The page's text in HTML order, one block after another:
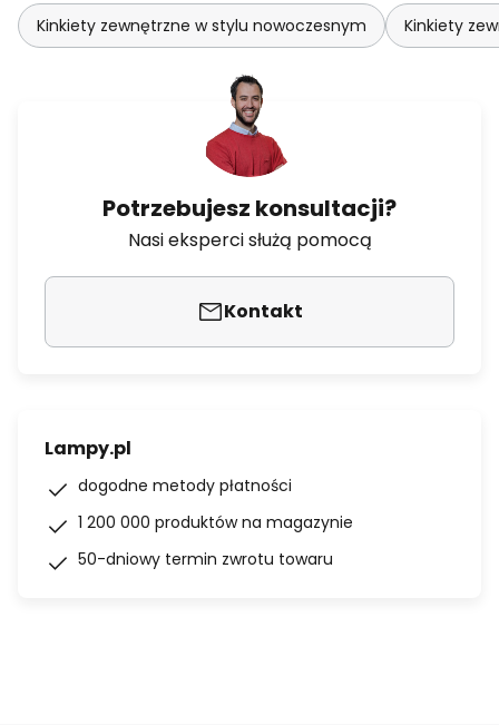
Kinkiety zewnętrzne w stylu nowoczesnym Kinkiety
Potrzebujesz konsultacji?
Nasi eksperci służą pomocą
Kontakt
Lampy.pl
dogodne metody płatności
1 200 000 produktów na magazynie
50-dniowy termin zwrotu towaru